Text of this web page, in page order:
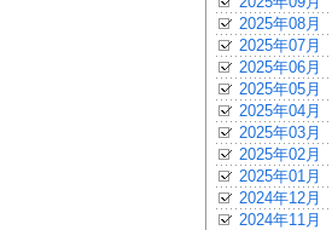
2025年08月
2025年07月
2025年06月
2025年05月
2025年04月
2025年03月
2025年02月
2025年01月
2024年12月
2024年11月